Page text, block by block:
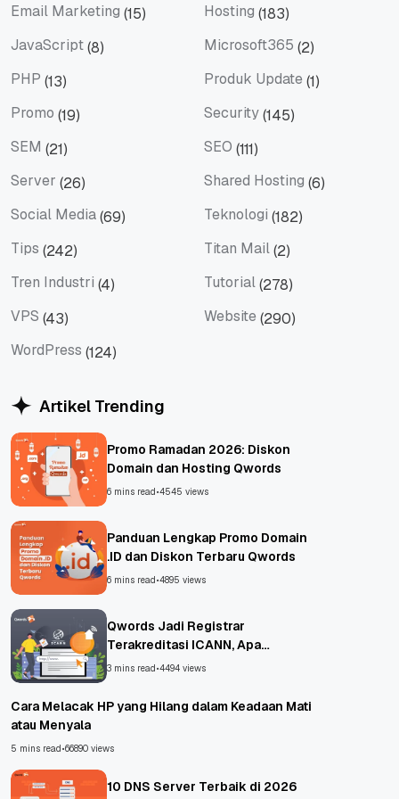
Email Marketing (15) Hosting (183)
JavaScript(8) Microsoft365 (2)
PHP (13) Produk Update (1)
Promo (19) Security(145)
SEM (21) SEO (111)
Server (26) Shared Hosting (6)
Social Media(69) Teknologi (182)
Tips (242) Titan Mail(2)
Tren Industri (4) Tutorial(278)
VPS (43) Website (290)
WordPress (124)
Artikel Trending
Promo Ramadan 2026: Diskon
Domain dan Hosting Qwords
6 mins read•4545 views
Panduan Lengkap Promo Domain
.ID dan Diskon Terbaru Qwords
6 mins read•4895 views
Qwords Jadi Registrar
Terakreditasi ICANN, Apa
Untungnya?
3 mins read•4494 views
Cara Melacak HP yang Hilang dalam Keadaan Mati
atau Menyala
5 mins read•66890 views
10 DNS Server Terbaik di 2026